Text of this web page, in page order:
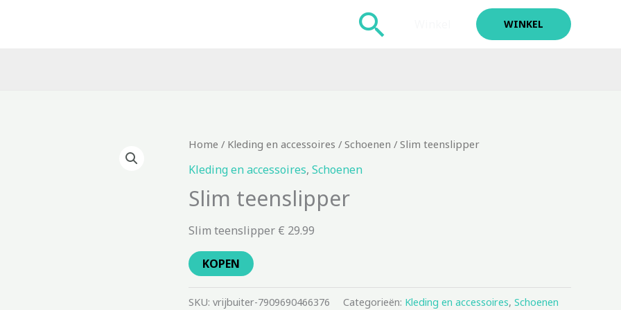
Zoeken WINKEL
Home / Kleding en accessoires / Schoenen / Slim teenslipper
Kleding en accessoires, Schoenen
Slim teenslipper
Slim teenslipper € 29.99
KOPEN
SKU: vrijbuiter-7909690466376 Categorieën: Kleding en accessoires, Schoenen